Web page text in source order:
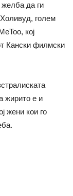
да ги
голем
кој
Кански филмски
жирито е и
жени кои го